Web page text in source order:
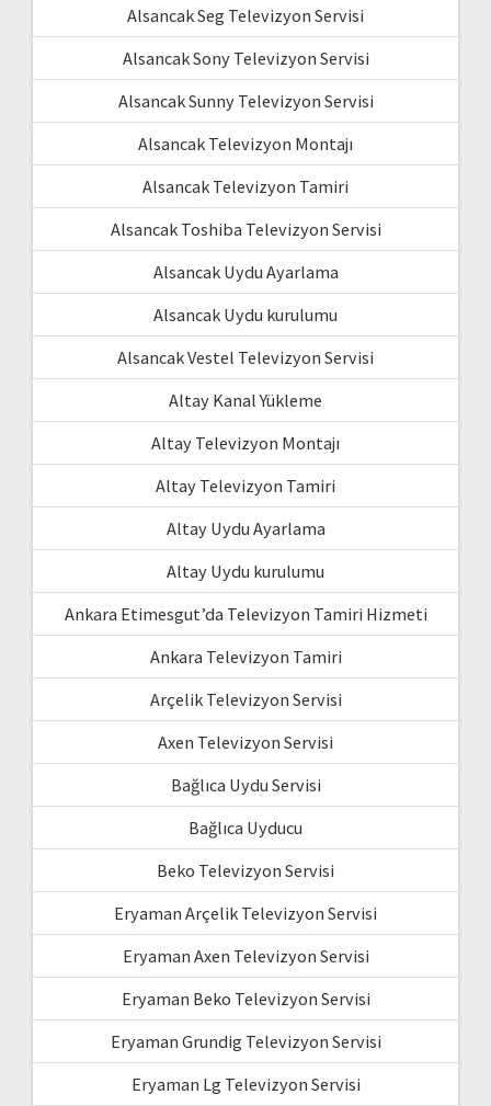
Alsancak Seg Televizyon Servisi
Alsancak Sony Televizyon Servisi
Alsancak Sunny Televizyon Servisi
Alsancak Televizyon Montajı
Alsancak Televizyon Tamiri
Alsancak Toshiba Televizyon Servisi
Alsancak Uydu Ayarlama
Alsancak Uydu kurulumu
Alsancak Vestel Televizyon Servisi
Altay Kanal Yükleme
Altay Televizyon Montajı
Altay Televizyon Tamiri
Altay Uydu Ayarlama
Altay Uydu kurulumu
Ankara Etimesgut’da Televizyon Tamiri Hizmeti
Ankara Televizyon Tamiri
Arçelik Televizyon Servisi
Axen Televizyon Servisi
Bağlıca Uydu Servisi
Bağlıca Uyducu
Beko Televizyon Servisi
Eryaman Arçelik Televizyon Servisi
Eryaman Axen Televizyon Servisi
Eryaman Beko Televizyon Servisi
Eryaman Grundig Televizyon Servisi
Eryaman Lg Televizyon Servisi